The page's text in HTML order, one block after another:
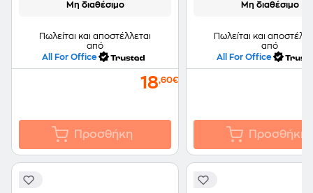
Μη διαθέσιμο
Πωλείται και αποστέλλεται
από
All For Office
18,60€
Προσθήκη
Μη διαθέσιμο
Πωλείται και
από
All For Office
Προσθήκη